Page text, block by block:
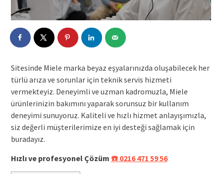
Sitesinde Miele marka beyaz eşyalarınızda oluşabilecek her
türlü arıza ve sorunlar için teknik servis hizmeti
vermekteyiz. Deneyimli ve uzman kadromuzla, Miele
ürünlerinizin bakımını yaparak sorunsuz bir kullanım
deneyimi sunuyoruz. Kaliteli ve hızlı hizmet anlayışımızla,
siz değerli müşterilerimize en iyi desteği sağlamak için
buradayız.
Hızlı ve profesyonel Çözüm ☎️ 0216 471 59 56